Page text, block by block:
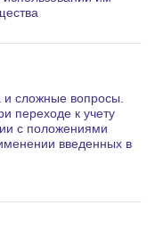
сложные вопросы.
переходе к учету
с положениями
введенных в